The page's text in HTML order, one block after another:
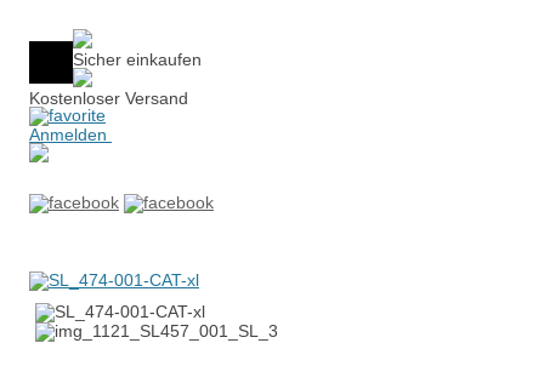
Sicher einkaufen
Kostenloser Versand
Anmelden